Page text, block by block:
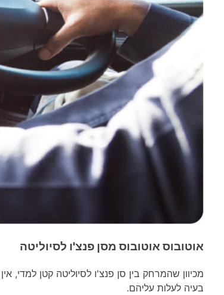
אוטובוס אוטובוס מסן פנצ'ו לסיוליטה
מכיוון שהמרחק בין סן פנצ'ו לסיוליטה קטן
בעיה לעלות עליהם.